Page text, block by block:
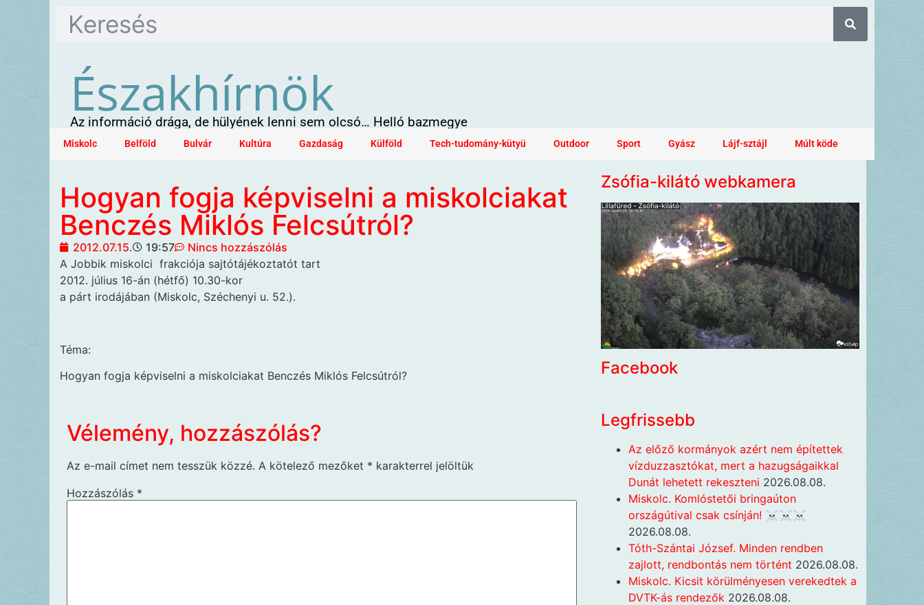
Északhírnök
Az információ drága, de hülyének lenni sem olcsó… Helló bazmegye
Miskolc Belföld Bulvár Kultúra Gazdaság Külföld Tech-tudomány-kütyü Outdoor Sport Gyász Lájf-sztájl Múlt köde
Hogyan fogja képviselni a miskolciakat
Benczés Miklós Felcsútról?
2012.07.15. 19:57
Nincs hozzászólás
A Jobbik miskolci frakciója sajtótájékoztatót tart
2012. július 16-án (hétfő) 10.30-kor
a párt irodájában (Miskolc, Széchenyi u. 52.).
Téma:
Hogyan fogja képviselni a miskolciakat Benczés Miklós Felcsútról?
Vélemény, hozzászólás?
Az e-mail címet nem tesszük közzé. A kötelező mezőket * karakterrel jelöltük
Hozzászólás *
Zsófia-kilátó webkamera
Facebook
Legfrissebb
Az előző kormányok azért nem építettek
vízduzzasztókat, mert a hazugságaikkal
Dunát lehetett rekeszteni 2026.08.08.
Miskolc. Komlóstetői bringaúton
országútival csak csínján! ☠️☠️☠️
2026.08.08.
Tóth-Szántai József. Minden rendben
zajlott, rendbontás nem történt 2026.08.08.
Miskolc. Kicsit körülményesen verekedtek a
DVTK-ás rendezők 2026.08.08.